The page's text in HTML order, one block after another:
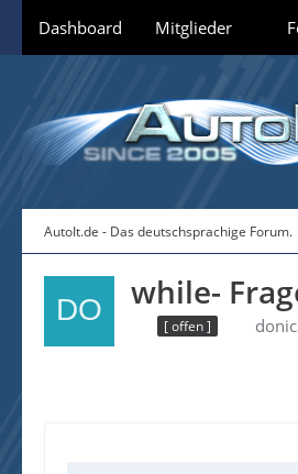
Dashboard Mitglieder
AutoIt.de - Das deutschsprachige Forum.
while-
[ offen ]